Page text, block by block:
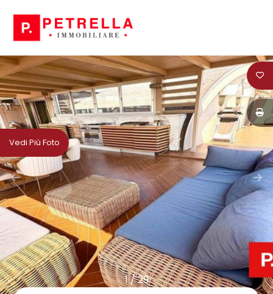
1/29
Vedi Più Foto
HOME
CHI
SIAMO
IN
VENDITA
IN
AFFITTO
NEWS
CONTATTI
Codice
Contratto
Qualsiasi
Vendita
Affitto
Scegli
dove
cercare